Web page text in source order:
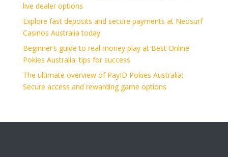
live dealer options
Explore fast deposits and secure payments at Neosurf
Casinos Australia today
Beginner’s guide to real money play at Best Online
Pokies Australia: tips for success
The ultimate overview of PayID Pokies Australia:
Secure access and rewarding game options